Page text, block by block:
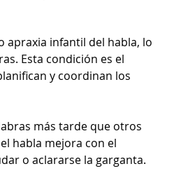
apraxia infantil del habla, lo
Esta condición es el
y coordinan los
más tarde que otros
habla mejora con el
o aclararse la garganta.